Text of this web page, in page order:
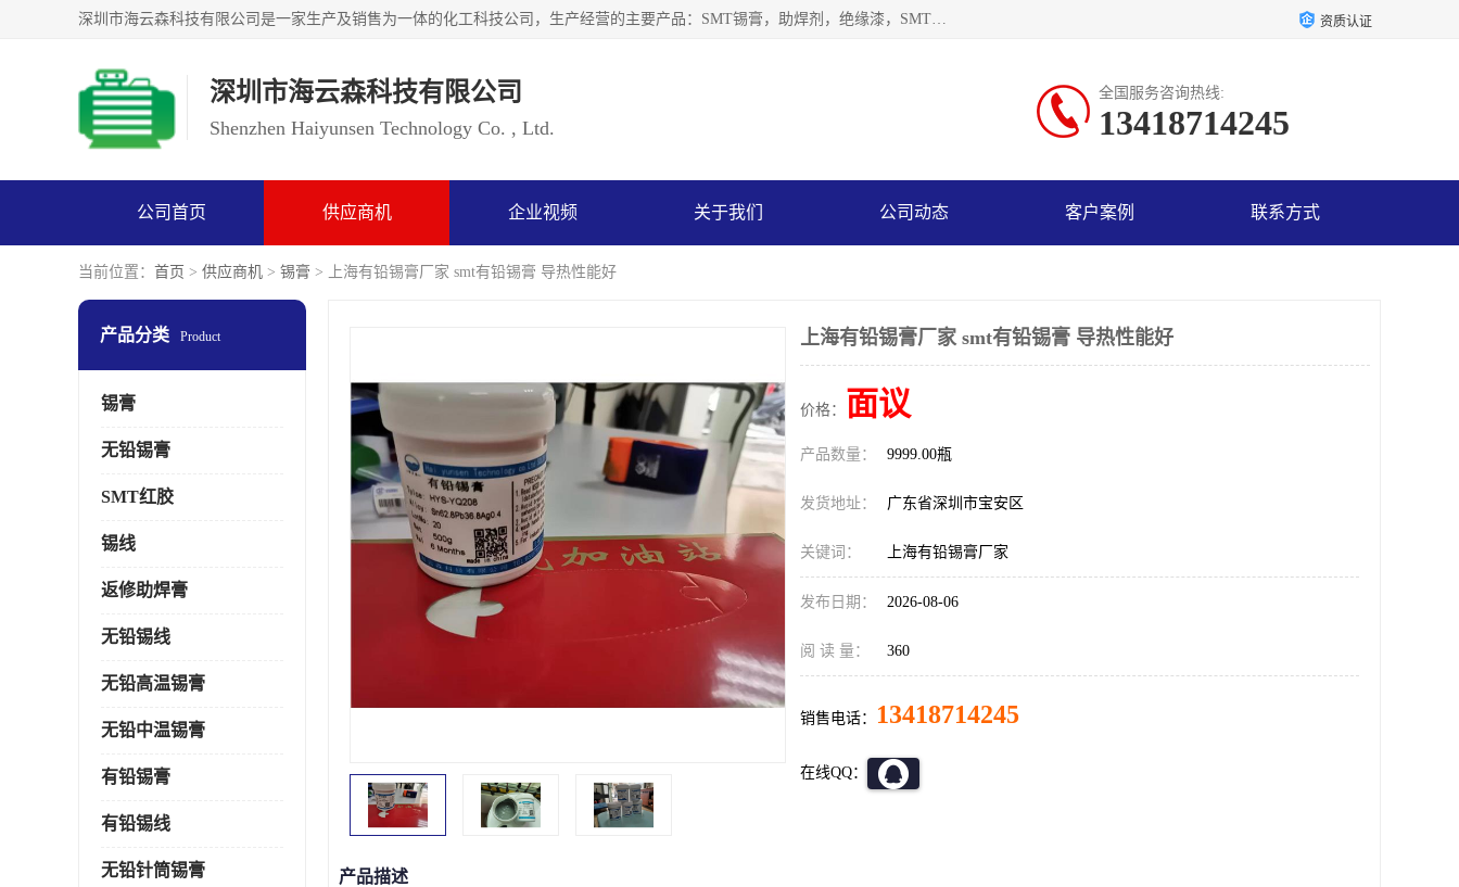
深圳市海云森科技有限公司是一家生产及销售为一体的化工科技公司，生产经营的主要产品：SMT锡膏，助焊剂，绝缘漆，SMT红胶，锡条，锡线 等电子辅料系列产品。海云森科技公司自成立以来一贯坚持“发展是根本质量是生存、服务第一”企业宗旨，其发展速度成为同行业的佼佼者，秉承国际大潮到来之际，公司以环境保护为己任，率先开发出无铅焊锡膏，无铅助焊剂，无铅清洗剂等产品。 资质认证
深圳市海云森科技有限公司
Shenzhen Haiyunsen Technology Co. , Ltd.
全国服务咨询热线:
13418714245
公司首页 供应商机 企业视频 关于我们 公司动态 客户案例 联系方式
当前位置： 首页 > 供应商机 > 锡膏 > 上海有铅锡膏厂家 smt有铅锡膏 导热性能好
产品分类 Product
锡膏
无铅锡膏
SMT红胶
锡线
返修助焊膏
无铅锡线
无铅高温锡膏
无铅中温锡膏
有铅锡膏
有铅锡线
无铅针筒锡膏
上海有铅锡膏厂家 smt有铅锡膏 导热性能好
价格： 面议
产品数量： 9999.00瓶
发货地址： 广东省深圳市宝安区
关键词： 上海有铅锡膏厂家
发布日期： 2026-08-06
阅 读 量： 360
销售电话： 13418714245
在线QQ：
产品描述